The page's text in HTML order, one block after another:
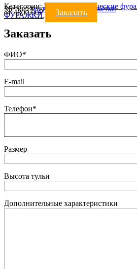
Категории: Военно-исторические
ФУРАЖКИ, Цирк, шоу
Метки:#исторические каскетки
от4800.00₽ Заказать
Заказать
ФИО*
E-mail
Телефон*
Размер
Высота тульи
Дополнительные характеристики